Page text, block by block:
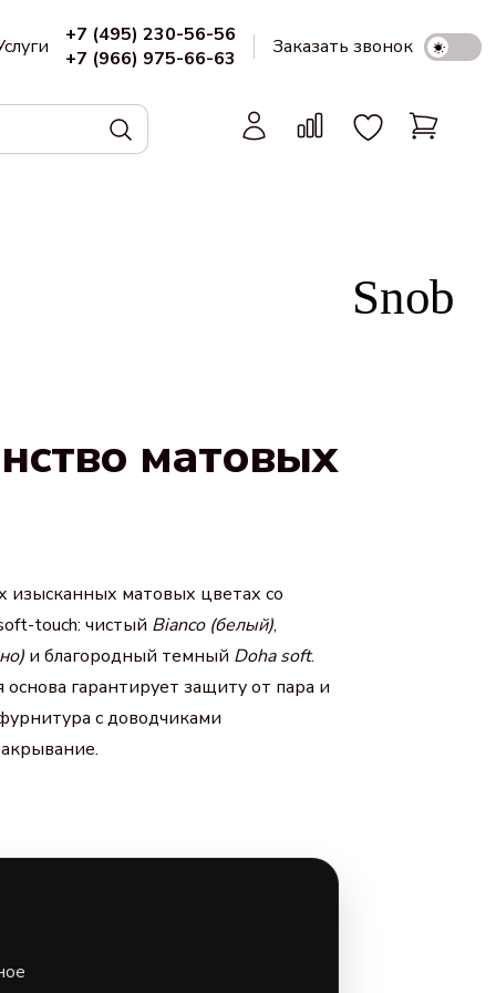
+7 (495) 230-56-56
+7 (966) 975-66-63
Заказать звонок
матовых
изысканных матовых цветах со
touch: чистый Bianco (белый),
и благородный темный Doha soft.
основа гарантирует защиту от пара и
с доводчиками